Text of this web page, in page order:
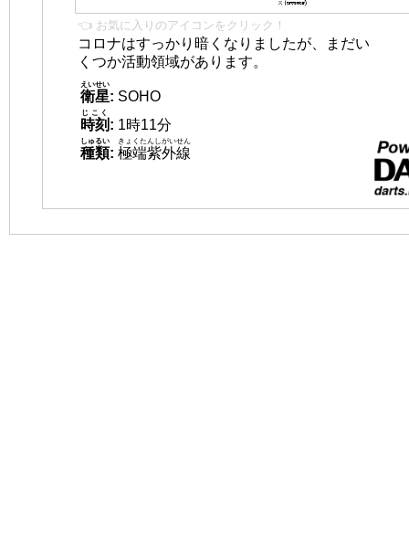
👈 お気に入りのアイコンをクリック！
コロナはすっかり暗くなりましたが、まだい
くつか活動領域があります。
衛星
えいせい
: SOHO
時刻
じこく
: 1時11分
種類
しゅるい
: 極端紫外線
きょくたんしがいせん